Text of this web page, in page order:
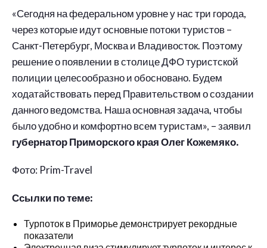
«Сегодня на федеральном уровне у нас три города,
через которые идут основные потоки туристов –
Санкт-Петербург, Москва и Владивосток. Поэтому
решение о появлении в столице ДФО туристской
полиции целесообразно и обосновано. Будем
ходатайствовать перед Правительством о создании
данного ведомства. Наша основная задача, чтобы
было удобно и комфортно всем туристам», – заявил
губернатор Приморского края Олег Кожемяко.
Фото: Prim-Travel
Ссылки по теме:
Турпоток в Приморье демонстрирует рекордные
показатели